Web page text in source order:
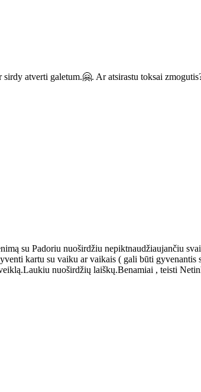
atverti galetum.🤗. Ar atsirastu toksai
su Padoriu nuoširdžiu nepiktnaudžiaujančiu
kartu su vaiku ar vaikais ( gali būti gyvenantis
nuoširdžių laiškų.Benamiai , teisti